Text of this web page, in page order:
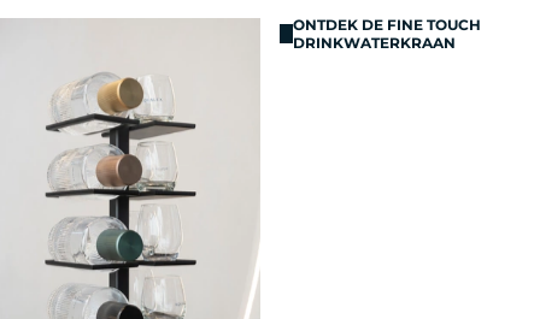
ONTDEK DE FINE TOUCH
DRINKWATERKRAAN